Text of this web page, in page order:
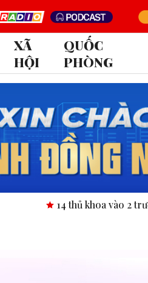
XÃ
HỘI
QUỐC
PHÒNG
14 thủ khoa vào 2 trường